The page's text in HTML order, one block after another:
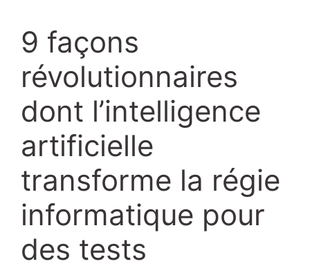
9 façons
révolutionnaires
dont l’intelligence
artificielle
transforme la régie
informatique pour
des tests